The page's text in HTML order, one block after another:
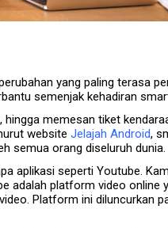
yang paling terasa
semenjak kehadiran
memesan tiket
website Jelajah Android,
semua orang diseluruh dunia.
aplikasi seperti Youtube.
adalah platform video online
Platform ini diluncurkan